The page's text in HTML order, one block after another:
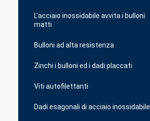
L'acciaio inossidabile avvita i bulloni
matti
Bulloni ad alta resistenza
Zinchi i bulloni ed i dadi placcati
Viti autofilettanti
Dadi esagonali di acciaio inossidabile